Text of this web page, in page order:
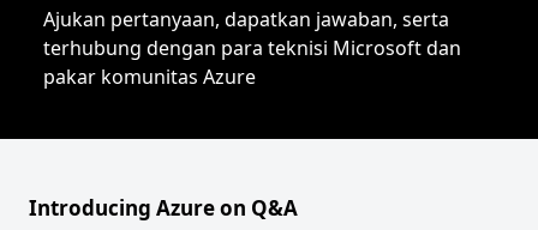
Ajukan pertanyaan, dapatkan jawaban, serta
terhubung dengan para teknisi Microsoft dan
pakar komunitas Azure
Introducing Azure on Q&A